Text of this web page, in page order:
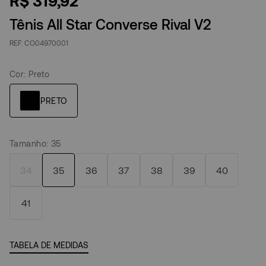
Tênis All Star Converse Rival V2
CO04970001
Cor: Preto
Tamanho: 35
34 35 36 37 38 39 40
41
TABELA DE MEDIDAS